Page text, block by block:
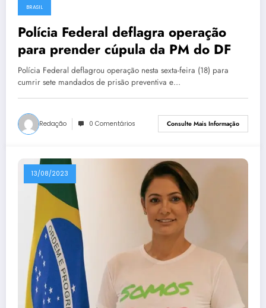
BRASIL
Polícia Federal deflagra operação
para prender cúpula da PM do DF
Polícia Federal deflagrou operação nesta sexta-feira (18) para
cumrir sete mandados de prisão preventiva e…
Redação 0 Comentários Consulte Mais Informação
13/08/2023